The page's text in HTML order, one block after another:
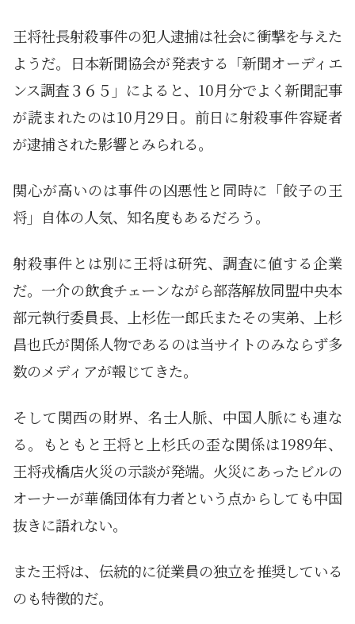
王将社長射殺事件の犯人逮捕は社会に衝撃を与えた
ようだ。日本新聞協会が発表する「新聞オーディエ
ンス調査３６５」によると、10月分でよく新聞記事
が読まれたのは10月29日。前日に射殺事件容疑者
が逮捕された影響とみられる。
関心が高いのは事件の凶悪性と同時に「餃子の王
将」自体の人気、知名度もあるだろう。
射殺事件とは別に王将は研究、調査に値する企業
だ。一介の飲食チェーンながら部落解放同盟中央本
部元執行委員長、上杉佐一郎氏またその実弟、上杉
昌也氏が関係人物であるのは当サイトのみならず多
数のメディアが報じてきた。
そして関西の財界、名士人脈、中国人脈にも連な
る。もともと王将と上杉氏の歪な関係は1989年、
王将戎橋店火災の示談が発端。火災にあったビルの
オーナーが華僑団体有力者という点からしても中国
抜きに語れない。
また王将は、伝統的に従業員の独立を推奨している
のも特徴的だ。